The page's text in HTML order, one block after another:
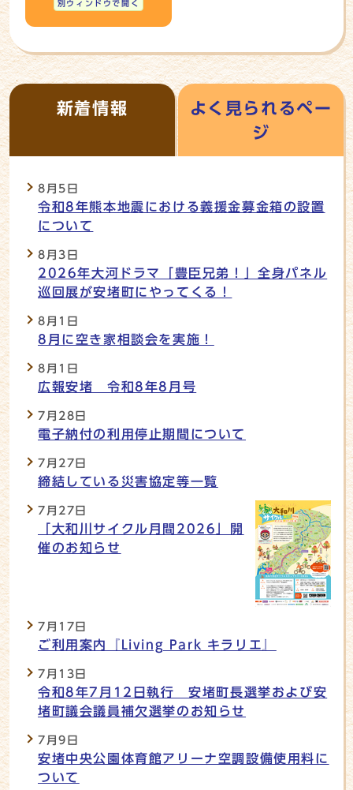
別ウィンドウで開く
新着情報
よく見られるペー
ジ
8月5日
令和8年熊本地震における義援金募金箱の設置
について
8月3日
2026年大河ドラマ「豊臣兄弟！」全身パネル
巡回展が安堵町にやってくる！
8月1日
8月に空き家相談会を実施！
8月1日
広報安堵 令和8年8月号
7月28日
電子納付の利用停止期間について
7月27日
締結している災害協定等一覧
7月27日
「大和川サイクル月間2026」開
催のお知らせ
7月17日
ご利用案内『Living Park キラリエ』
7月13日
令和8年7月12日執行 安堵町長選挙および安
堵町議会議員補欠選挙のお知らせ
7月9日
安堵中央公園体育館アリーナ空調設備使用料に
ついて